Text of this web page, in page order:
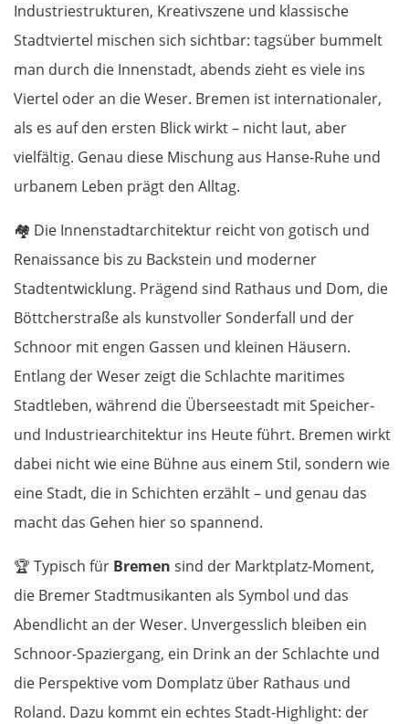
Industriestrukturen, Kreativszene und klassische
Stadtviertel mischen sich sichtbar: tagsüber bummelt
man durch die Innenstadt, abends zieht es viele ins
Viertel oder an die Weser. Bremen ist internationaler,
als es auf den ersten Blick wirkt – nicht laut, aber
vielfältig. Genau diese Mischung aus Hanse-Ruhe und
urbanem Leben prägt den Alltag.
🏘️ Die Innenstadtarchitektur reicht von gotisch und
Renaissance bis zu Backstein und moderner
Stadtentwicklung. Prägend sind Rathaus und Dom, die
Böttcherstraße als kunstvoller Sonderfall und der
Schnoor mit engen Gassen und kleinen Häusern.
Entlang der Weser zeigt die Schlachte maritimes
Stadtleben, während die Überseestadt mit Speicher-
und Industriearchitektur ins Heute führt. Bremen wirkt
dabei nicht wie eine Bühne aus einem Stil, sondern wie
eine Stadt, die in Schichten erzählt – und genau das
macht das Gehen hier so spannend.
🏆 Typisch für Bremen sind der Marktplatz-Moment,
die Bremer Stadtmusikanten als Symbol und das
Abendlicht an der Weser. Unvergesslich bleiben ein
Schnoor-Spaziergang, ein Drink an der Schlachte und
die Perspektive vom Domplatz über Rathaus und
Roland. Dazu kommt ein echtes Stadt-Highlight: der